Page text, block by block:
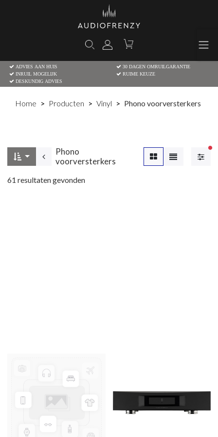
ADVIES AAN HUIS
30 DAGEN OMRUILGARANTIE
INRUIL MOGELIJK
RUIME KEUZE
DESKUNDIG ADVIES
Home Producten Vinyl Phono voorversterkers
Phono
voorversterkers
61 resultaten gevonden